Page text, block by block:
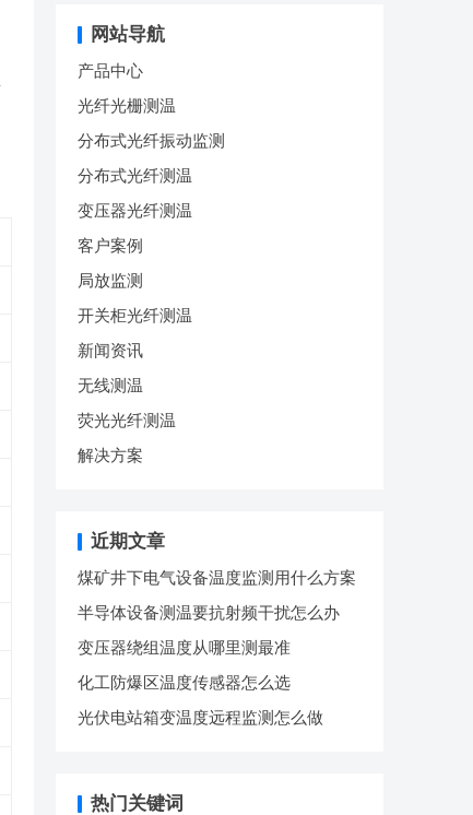
网站导航
产品中心
光纤光栅测温
分布式光纤振动监测
分布式光纤测温
变压器光纤测温
客户案例
局放监测
开关柜光纤测温
新闻资讯
无线测温
荧光光纤测温
解决方案
近期文章
煤矿井下电气设备温度监测用什么方案
半导体设备测温要抗射频干扰怎么办
变压器绕组温度从哪里测最准
化工防爆区温度传感器怎么选
光伏电站箱变温度远程监测怎么做
热门关键词